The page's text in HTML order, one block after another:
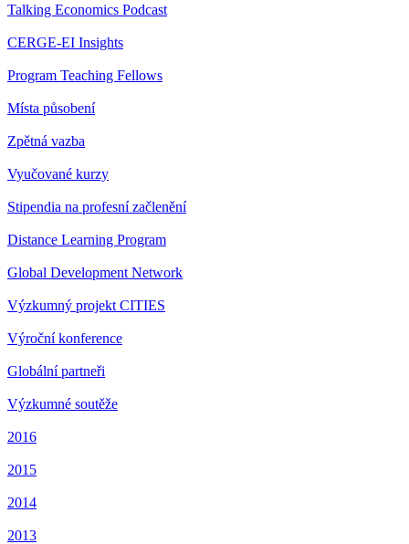
Talking Economics Podcast
CERGE-EI Insights
Program Teaching Fellows
Místa působení
Zpětná vazba
Vyučované kurzy
Stipendia na profesní začlenění
Distance Learning Program
Global Development Network
Výzkumný projekt CITIES
Výroční konference
Globální partneři
Výzkumné soutěže
2016
2015
2014
2013